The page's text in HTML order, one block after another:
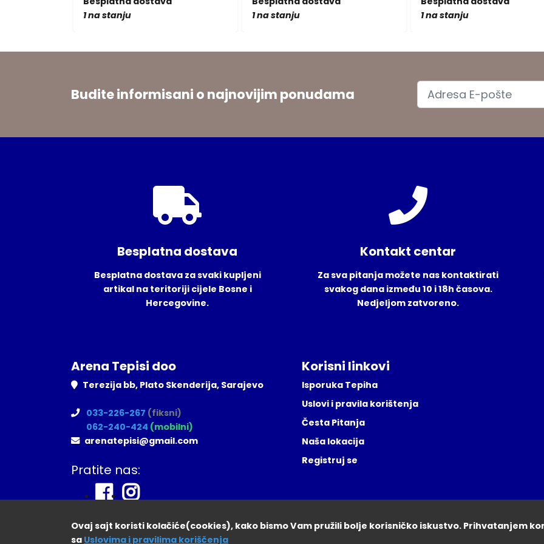
1 na stanju
1 na stanju
1 na stanju
Budite informisani o najnovijim ponudama
Besplatna dostava
Besplatna dostava za svaki kupljeni
artikal na teritoriji cijele Bosne i
Hercegovine.
Kontakt centar
Za sva pitanja možete nas kontaktirati
svakog dana između 10 i 18h časova.
Nedjeljom zatvoreno.
Arena Tepisi doo
Terezija bb, Plato Skenderija, Sarajevo
033-226-267 (fiksni)
062-240-424 (mobilni)
arenatepisi@gmail.com
Pratite nas:
Korisni linkovi
Isporuka Tepiha
Uslovi i pravila korištenja
Česta Pitanja
Naša lokacija
Registruj se
Ovaj sajt koristi kolačiće(cookies), kako bismo Vam pružili bolje korisničko iskustvo. Prihvatanjem
sa Uslovima i pravilima koriščenja